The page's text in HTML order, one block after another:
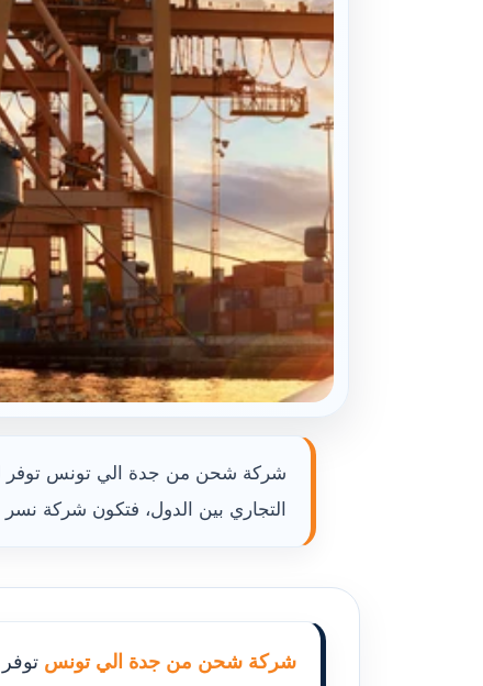
شركة شحن من جدة الي تونس توفر لك
التجاري بين الدول، فتكون شركة
شركة شحن من جدة الي تونس